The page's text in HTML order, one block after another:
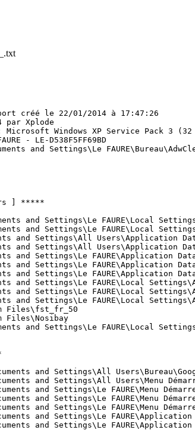
créé le 22/01/2014 à 17:47:26
par Xplode
Windows XP Service Pack 3
- LE-D538F5FF69BD
and Settings\Le
] *****
and Settings\Le FAURE\Local
and Settings\Le FAURE\Local
and Settings\All Users\Application
and Settings\All Users\Application
and Settings\Le FAURE\Application
and Settings\Le FAURE\Application
and Settings\Le FAURE\Application
and Settings\Le FAURE\Local
and Settings\Le FAURE\Local
and Settings\Le FAURE\Local
Files\fst_fr_50
Files\Nosibay
and Settings\Le FAURE\Local
and Settings\All Users\Bureau\Google
and Settings\All Users\Menu
and Settings\Le FAURE\Menu
and Settings\Le FAURE\Menu
and Settings\Le FAURE\Menu
and Settings\Le FAURE\Application
and Settings\Le FAURE\Application